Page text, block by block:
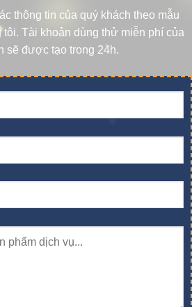
thông tin của quý khách theo mẫu
Tài khoản dùng thử miễn phí của
sẽ được tạo trong 24h.